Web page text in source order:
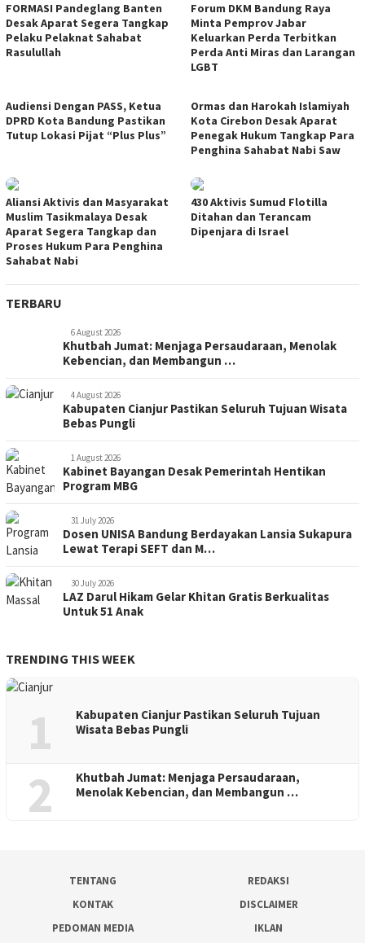
FORMASI Pandeglang Banten
Desak Aparat Segera Tangkap
Pelaku Pelaknat Sahabat
Rasulullah
Forum DKM Bandung Raya
Minta Pemprov Jabar
Keluarkan Perda Terbitkan
Perda Anti Miras dan Larangan
LGBT
Audiensi Dengan PASS, Ketua
DPRD Kota Bandung Pastikan
Tutup Lokasi Pijat “Plus Plus”
Ormas dan Harokah Islamiyah
Kota Cirebon Desak Aparat
Penegak Hukum Tangkap Para
Penghina Sahabat Nabi Saw
Aliansi Aktivis dan Masyarakat
Muslim Tasikmalaya Desak
Aparat Segera Tangkap dan
Proses Hukum Para Penghina
Sahabat Nabi
430 Aktivis Sumud Flotilla
Ditahan dan Terancam
Dipenjara di Israel
TERBARU
6 August 2026
Khutbah Jumat: Menjaga Persaudaraan, Menolak
Kebencian, dan Membangun …
4 August 2026
Kabupaten Cianjur Pastikan Seluruh Tujuan Wisata
Bebas Pungli
1 August 2026
Kabinet Bayangan Desak Pemerintah Hentikan
Program MBG
31 July 2026
Dosen UNISA Bandung Berdayakan Lansia Sukapura
Lewat Terapi SEFT dan M…
30 July 2026
LAZ Darul Hikam Gelar Khitan Gratis Berkualitas
Untuk 51 Anak
TRENDING THIS WEEK
1
Kabupaten Cianjur Pastikan Seluruh Tujuan
Wisata Bebas Pungli
2
Khutbah Jumat: Menjaga Persaudaraan,
Menolak Kebencian, dan Membangun …
TENTANG
REDAKSI
KONTAK
DISCLAIMER
PEDOMAN MEDIA
IKLAN